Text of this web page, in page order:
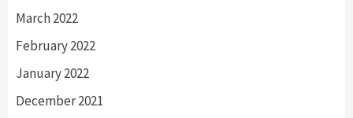
March 2022
February 2022
January 2022
December 2021